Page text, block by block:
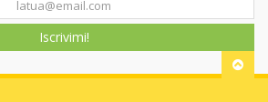
Iscrivimi!